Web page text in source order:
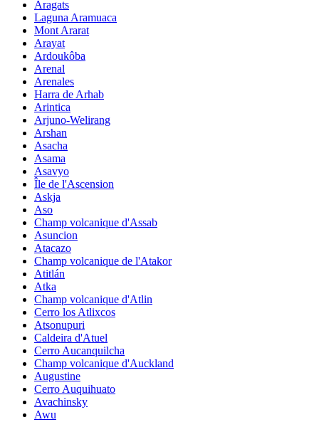
Aragats
Laguna Aramuaca
Mont Ararat
Arayat
Ardoukôba
Arenal
Arenales
Harra de Arhab
Arintica
Arjuno-Welirang
Arshan
Asacha
Asama
Asavyo
Île de l'Ascension
Askja
Aso
Champ volcanique d'Assab
Asuncion
Atacazo
Champ volcanique de l'Atakor
Atitlán
Atka
Champ volcanique d'Atlin
Cerro los Atlixcos
Atsonupuri
Caldeira d'Atuel
Cerro Aucanquilcha
Champ volcanique d'Auckland
Augustine
Cerro Auquihuato
Avachinsky
Awu